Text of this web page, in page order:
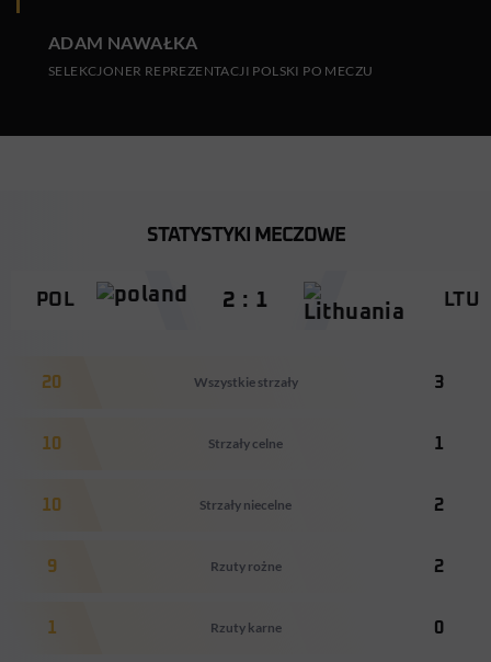
ADAM NAWAŁKA
SELEKCJONER REPREZENTACJI POLSKI PO MECZU
STATYSTYKI MECZOWE
POL 2 : 1 LTU
20 Wszystkie strzały 3
10 Strzały celne 1
10 Strzały niecelne 2
9 Rzuty rożne 2
1 Rzuty karne 0